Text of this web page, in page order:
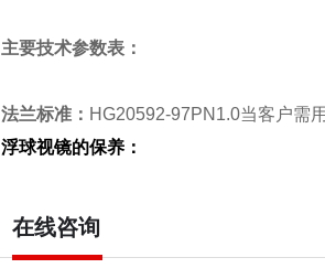
主要技术参数表：
法兰标准： HG20592-97PN1.0当客户需
浮球视镜的保养：
在线咨询